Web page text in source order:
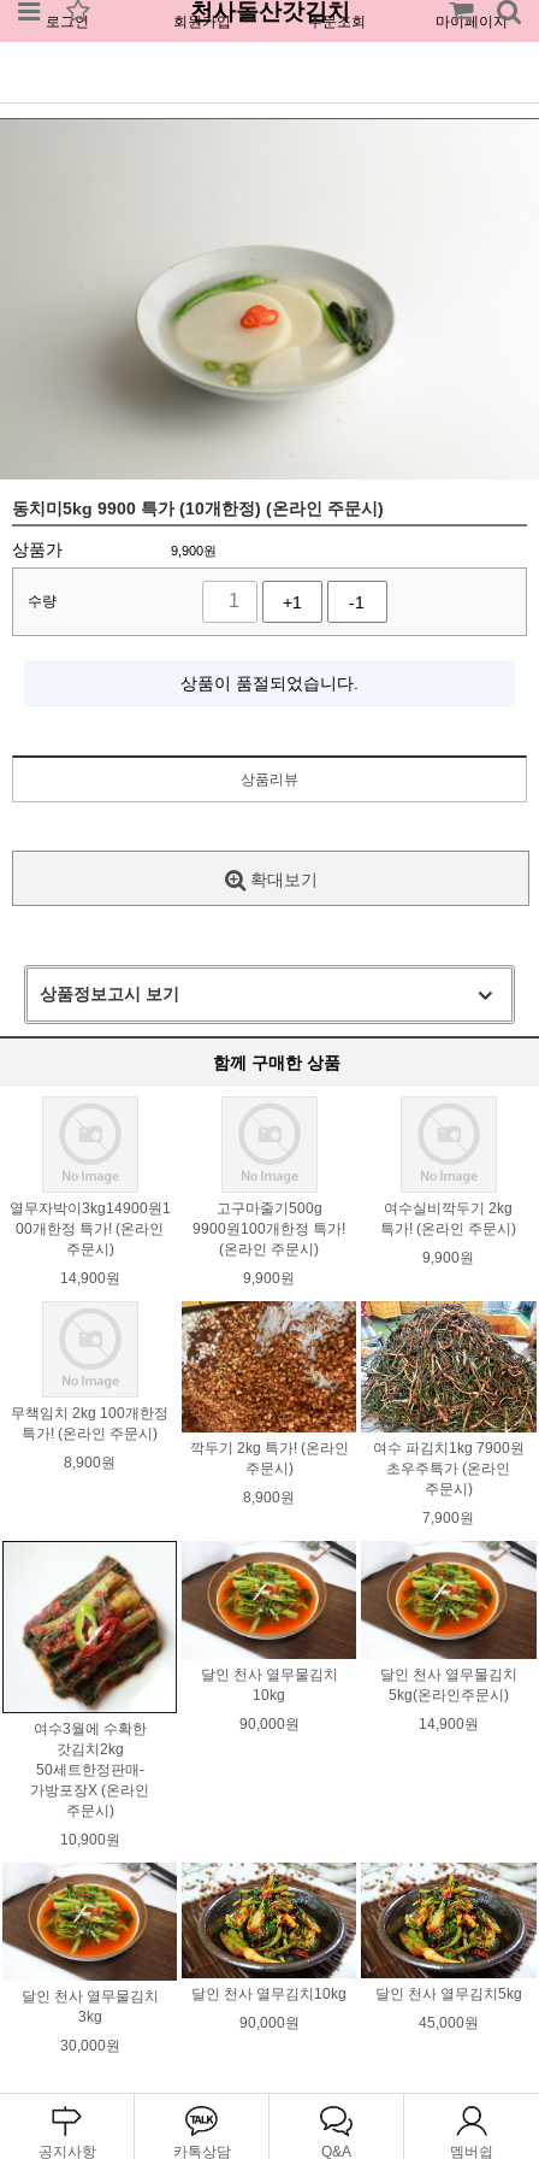
로그인 회원가입 주문조회 마이페이지
천사돌산갓김치
동치미5kg 9900 특가 (10개한정) (온라인 주문시)
상품가 9,900원
수량 +1 -1
상품이 품절되었습니다.
상품리뷰
확대보기
상품정보고시 보기
함께 구매한 상품
열무자박이3kg14900원1
00개한정 특가! (온라인
주문시)
14,900원
고구마줄기500g
9900원100개한정 특가!
(온라인 주문시)
9,900원
여수실비깍두기 2kg
특가! (온라인 주문시)
9,900원
무책임치 2kg 100개한정
특가! (온라인 주문시)
8,900원
깍두기 2kg 특가! (온라인
주문시)
8,900원
여수 파김치1kg 7900원
초우주특가 (온라인
주문시)
7,900원
여수3월에 수확한
갓김치2kg
50세트한정판매-
가방포장X (온라인
주문시)
10,900원
달인 천사 열무물김치
10kg
90,000원
달인 천사 열무물김치
5kg(온라인주문시)
14,900원
달인 천사 열무물김치
3kg
30,000원
달인 천사 열무김치10kg
90,000원
달인 천사 열무김치5kg
45,000원
공지사항 카톡상담 Q&A 멤버쉽